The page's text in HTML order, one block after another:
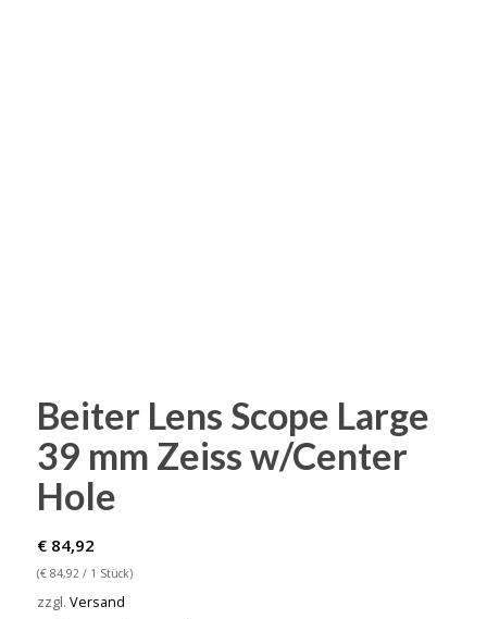
Beiter Lens Scope Large
39 mm Zeiss w/Center
Hole
€84,92
(€84,92 / 1 Stück)
zzgl. Versand